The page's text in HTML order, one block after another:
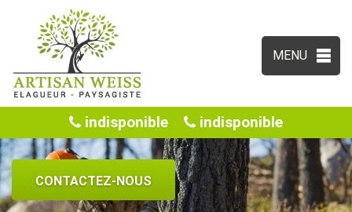
MENU
indisponible indisponible
CONTACTEZ-NOUS